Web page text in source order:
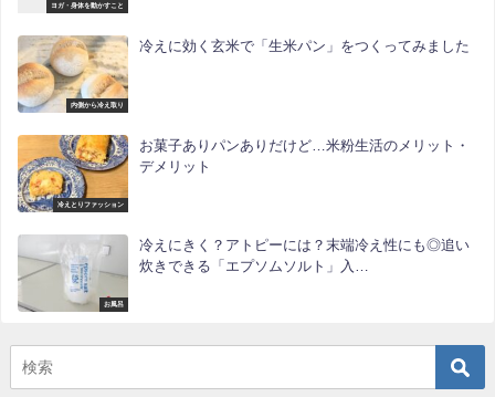
ヨガ・身体を動かすこと
内側から冷え取り
冷えに効く玄米で「生米パン」をつくってみました
冷えとりファッション
お菓子ありパンありだけど…米粉生活のメリット・
デメリット
お風呂
冷えにきく？アトピーには？末端冷え性にも◎追い
炊きできる「エプソムソルト」入…